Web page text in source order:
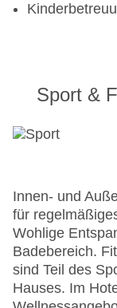
Sport &
Innen- und
für
Wohlige
Badebereich.
sind Teil des
Hauses. Im